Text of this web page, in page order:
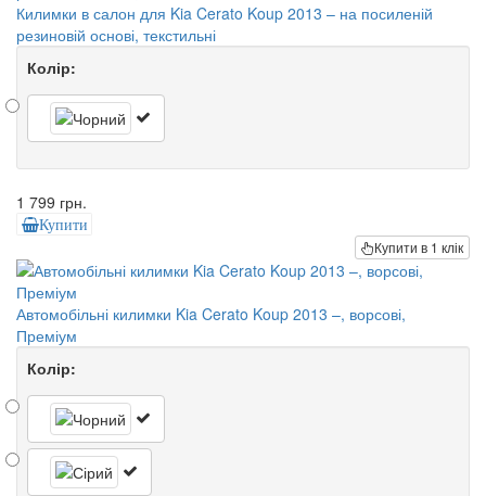
Килимки в салон для Kia Cerato Koup 2013 – на посиленій
резиновій основі, текстильні
Колір:
1 799 грн.
Купити
Купити в 1 клік
Автомобільні килимки Kia Cerato Koup 2013 –, ворсові,
Преміум
Колір: